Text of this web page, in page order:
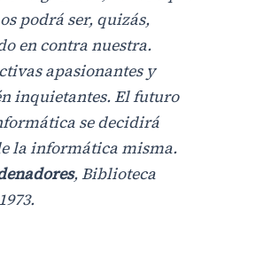
podrá ser, quizás,
en contra nuestra.
apasionantes y
inquietantes. El futuro
se decidirá
la informática misma.
, Biblioteca